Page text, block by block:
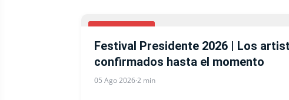
ESPECTACULOS
Festival Presidente 2026 | Los
confirmados hasta el momento
05 Ago 2026·2 min